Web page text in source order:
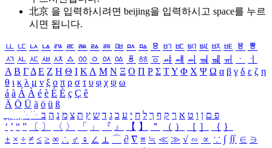
北京 을 입력하시려면 beijing을 입력하시고 space를 누르
시면 됩니다.
ㅥ ㅦ ㅧ ㅨ ㅩ ㅪ ㅫ ㅬ ㅭ ㅮ ㅯ ㅰ ㅱ ㅲ ㅳ ㅴ ㅵ ㅶ ㅷ ㅸ
ㅹ
ㅺ ㅻ ㅼ ㅽ ㅾ ㅿ ㆀ ㆁ ㆂ ㆃ ㆄ ㆅ ㆆ ㆇ ㆈ ㆉ ㆊ ㆋ ㆌ ㆍ
ㆎ
Α Β ΓΔ Ε Ζ Η Θ Ι ΚΛ Μ Ν Ξ Ο Π Ρ Σ ΤΥ Φ Χ Ψ Ω α β γ δ ε ζ η
θ ι κ λ μ ν ξ ο π ρ σ τ υ φ χ ψ ω
á à Á À é è É È ç Ç ê
Ä Ö Ü ä ö ü ß
ִֶֹ ֻּ ׁׂ פ ם ן ו ט א ר ק ף ך ל ח י ע כ ג ד ש ץ ת צ מ נ ה ב
‘ ’ “ ” 〔 〕 〈 〉 「 」 『 』 【 】 ＂ （ ） ［ ］ ｛ ｝
± × ÷ ≠ ≤ ≥ ∞ ∴ ♂ ♀ ∠ ⊥ ⌒ ∂ ∇ ≡ ≒ ≪ ≫ √ ∽ ∝ ∵ ∫ ∬ ∈ ∋